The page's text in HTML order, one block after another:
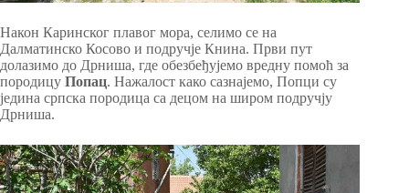
Након Каринског плавог мора, селимо се на
Далматинско Косово и подручје Книна. Први пут
долазимо до Дрниша, где обезбеђујемо вредну помоћ за
породицу Попац. Нажалост како сазнајемо, Попци су
једина српска породица са децом на широм подручју
Дрниша.